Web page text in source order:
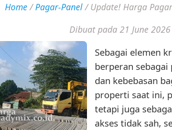
Home/Pagar-Panel/Update! Harga
Dibuat pada 21 June 2026
Sebagai elemen
berperan
dan kebebasan
properti saat ini,
tetapi juga
akses tidak sah,